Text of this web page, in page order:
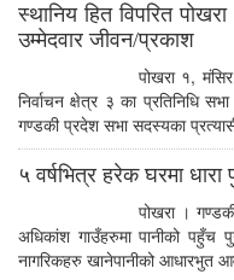
स्थानिय हित विपरित
उम्मेदवार जीवन/प्रकाश
पोखरा १,
निर्वाचन क्षेत्र ३ का प्रतिनिधि
गण्डकी प्रदेश सभा सदस्यका
५ वर्षभित्र हरेक घरमा
पोखरा ।
अधिकांश गाउँहरुमा पानीको
नागरिकहरु खानेपानीको आधारभुत